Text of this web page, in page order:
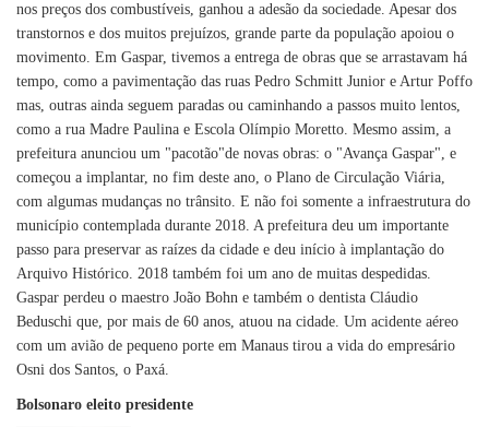
nos preços dos combustíveis, ganhou a adesão da sociedade. Apesar dos
transtornos e dos muitos prejuízos, grande parte da população apoiou o
movimento. Em Gaspar, tivemos a entrega de obras que se arrastavam há
tempo, como a pavimentação das ruas Pedro Schmitt Junior e Artur Poffo
mas, outras ainda seguem paradas ou caminhando a passos muito lentos,
como a rua Madre Paulina e Escola Olímpio Moretto. Mesmo assim, a
prefeitura anunciou um "pacotão"de novas obras: o "Avança Gaspar", e
começou a implantar, no fim deste ano, o Plano de Circulação Viária,
com algumas mudanças no trânsito. E não foi somente a infraestrutura do
município contemplada durante 2018. A prefeitura deu um importante
passo para preservar as raízes da cidade e deu início à implantação do
Arquivo Histórico. 2018 também foi um ano de muitas despedidas.
Gaspar perdeu o maestro João Bohn e também o dentista Cláudio
Beduschi que, por mais de 60 anos, atuou na cidade. Um acidente aéreo
com um avião de pequeno porte em Manaus tirou a vida do empresário
Osni dos Santos, o Paxá.
Bolsonaro eleito presidente